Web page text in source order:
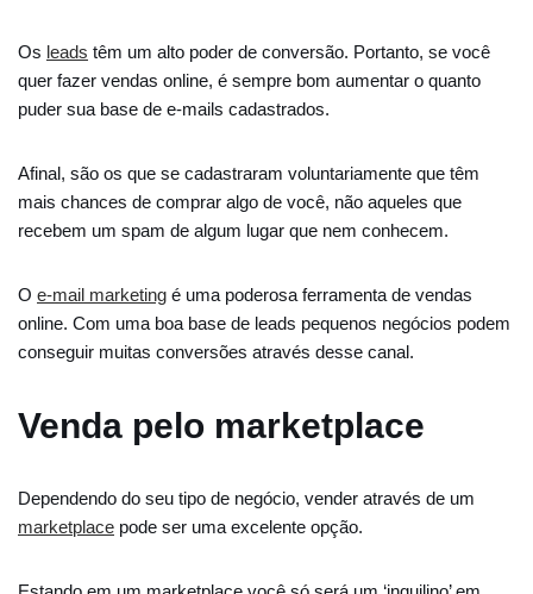
Os leads têm um alto poder de conversão. Portanto, se você
quer fazer vendas online, é sempre bom aumentar o quanto
puder sua base de e-mails cadastrados.
Afinal, são os que se cadastraram voluntariamente que têm
mais chances de comprar algo de você, não aqueles que
recebem um spam de algum lugar que nem conhecem.
O e-mail marketing é uma poderosa ferramenta de vendas
online. Com uma boa base de leads pequenos negócios podem
conseguir muitas conversões através desse canal.
Venda pelo marketplace
Dependendo do seu tipo de negócio, vender através de um
marketplace pode ser uma excelente opção.